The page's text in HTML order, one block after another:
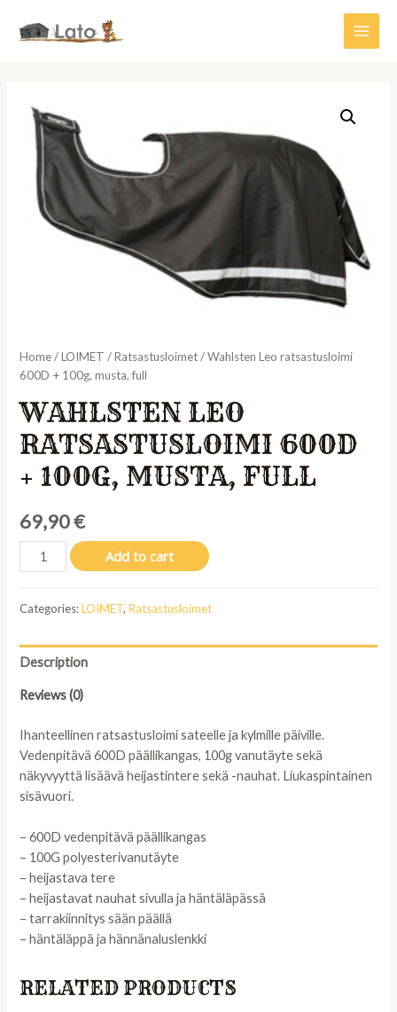
sisältöön
Main
Home/LOIMET /Ratsastusloimet/ Wahlsten Leo ratsastusloimi
600D + 100g, musta, full
WAHLSTEN LEO
RATSASTUSLOIMI 600D
+ 100G, MUSTA, FULL
69,90€
Wahlsten
Leo
600D
100g,
full
Add to cart
Categories:LOIMET,Ratsastusloimet
Description
Reviews (0)
Ihanteellinen ratsastusloimi sateelle ja kylmille päiville.
Vedenpitävä 600D päällikangas, 100g vanutäyte sekä
näkyvyyttä lisäävä heijastintere sekä -nauhat. Liukaspintainen
sisävuori.
– 600D vedenpitävä päällikangas
– 100G polyesterivanutäyte
– heijastava tere
– heijastavat nauhat sivulla ja häntäläpässä
– tarrakiinnitys sään päällä
– häntäläppä ja hännänaluslenkki
RELATED PRODUCTS